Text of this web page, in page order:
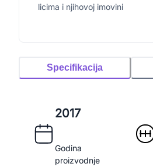
licima i njihovoj imovini
Specifikacija
2017
Godina
proizvodnje